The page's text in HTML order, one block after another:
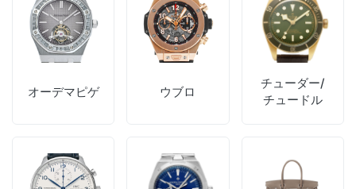
オーデマピゲ ウブロ
チューダー/
チュードル